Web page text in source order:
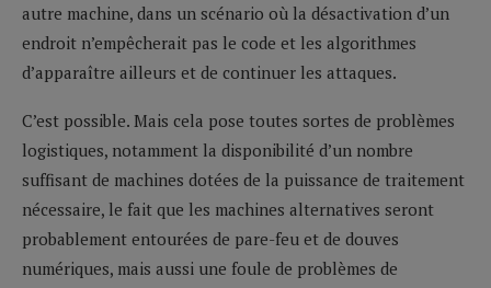
autre machine, dans un scénario où la désactivation d’un
endroit n’empêcherait pas le code et les algorithmes
d’apparaître ailleurs et de continuer les attaques.
C’est possible. Mais cela pose toutes sortes de problèmes
logistiques, notamment la disponibilité d’un nombre
suffisant de machines dotées de la puissance de traitement
nécessaire, le fait que les machines alternatives seront
probablement entourées de pare-feu et de douves
numériques, mais aussi une foule de problèmes de